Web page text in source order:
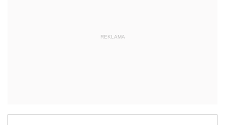
REKLAMA